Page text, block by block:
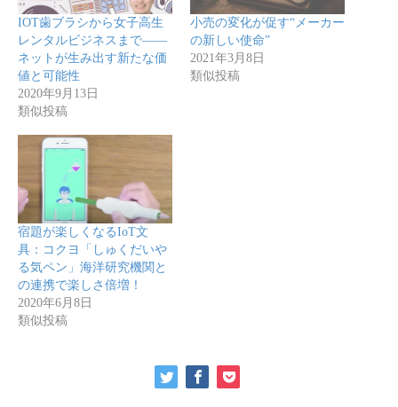
IOT歯ブラシから女子高生
レンタルビジネスまで――
ネットが生み出す新たな価
値と可能性
2020年9月13日
類似投稿
小売の変化が促す“メーカー
の新しい使命”
2021年3月8日
類似投稿
宿題が楽しくなるIoT文
具：コクヨ「しゅくだいや
る気ペン」海洋研究機関と
の連携で楽しさ倍増！
2020年6月8日
類似投稿